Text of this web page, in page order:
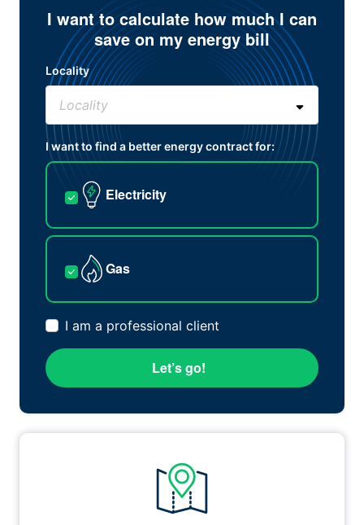
I want to calculate how much I can
save on my energy bill
Locality
I want to find a better energy contract for:
Electricity
Gas
I am a professional client
Let’s go!